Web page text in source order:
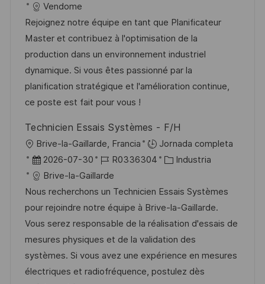
c
a
c
i
ó
n
e
c
h
a
d
e
p
b
l
i
c
a
c
i
ó
n
d
e
e
m
p
l
o
t
e
g
o
r
Vendome
Rejoignez notre équipe en tant que Planificateur
Master et contribuez à l'optimisation de la
production dans un environnement industriel
dynamique. Si vous êtes passionné par la
planification stratégique et l'amélioration continue,
ce poste est fait pour vous !
Technicien Essais Systèmes - F/H
U
b
c
a
c
i
ó
n
Brive-la-Gaillarde, Francia
Jornada completa
F
e
c
h
a
d
e
p
2026-07-30
I
D
d
e
e
m
p
l
R0336304
C
t
e
g
o
r
í
Industria
Brive-la-Gaillarde
Nous recherchons un Technicien Essais Systèmes
pour rejoindre notre équipe à Brive-la-Gaillarde.
Vous serez responsable de la réalisation d'essais de
mesures physiques et de la validation des
systèmes. Si vous avez une expérience en mesures
électriques et radiofréquence, postulez dès